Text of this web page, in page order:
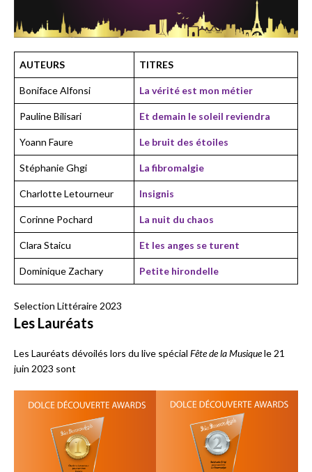
AUTEURS TITRES
Boniface Alfonsi La vérité est mon métier
Pauline Bilisari Et demain le soleil reviendra
Yoann Faure Le bruit des étoiles
Stéphanie Ghgi La fibromalgie
Charlotte Letourneur Insignis
Corinne Pochard La nuit du chaos
Clara Staicu Et les anges se turent
Dominique Zachary Petite hirondelle
Selection Littéraire 2023
Les Lauréats
Les Lauréats dévoilés lors du live spécial Fête de la Musiquele 21
juin 2023 sont